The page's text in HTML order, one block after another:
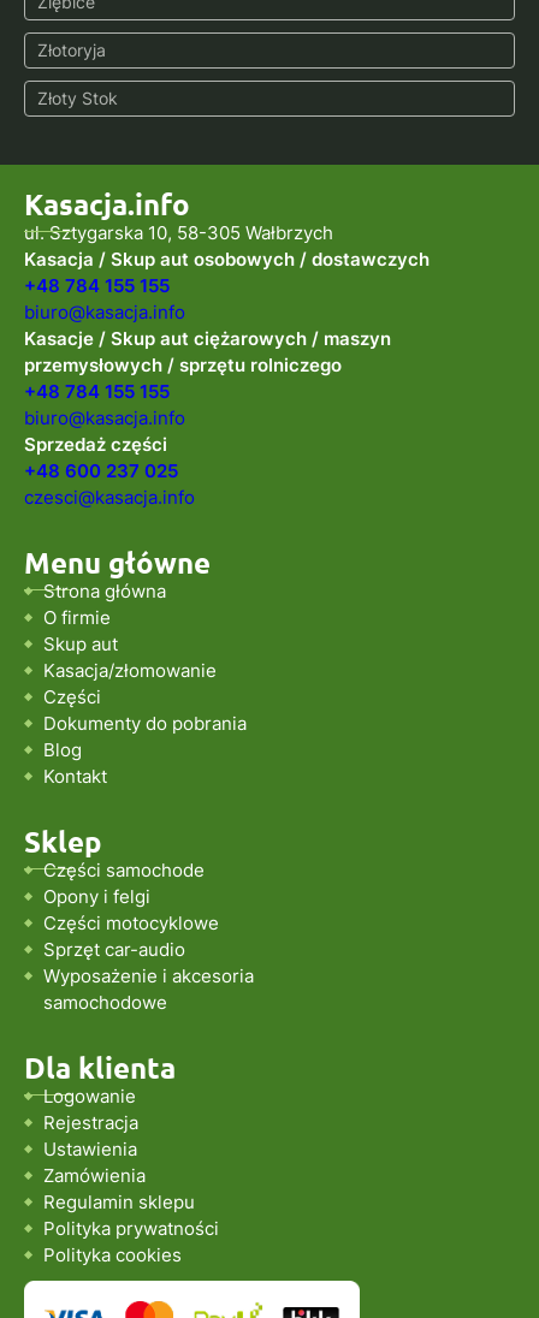
Złotoryja
Złoty Stok
Kasacja.info
ul. Sztygarska 10, 58-305 Wałbrzych
Kasacja / Skup aut osobowych / dostawczych
+48 784 155 155
biuro@kasacja.info
Kasacje / Skup aut ciężarowych / maszyn
przemysłowych / sprzętu rolniczego
+48 784 155 155
biuro@kasacja.info
Sprzedaż części
+48 600 237 025
czesci@kasacja.info
Menu główne
Strona główna
O firmie
Skup aut
Kasacja/złomowanie
Części
Dokumenty do pobrania
Blog
Kontakt
Sklep
Części samochode
Opony i felgi
Części motocyklowe
Sprzęt car-audio
Wyposażenie i akcesoria
samochodowe
Dla klienta
Logowanie
Rejestracja
Ustawienia
Zamówienia
Regulamin sklepu
Polityka prywatności
Polityka cookies